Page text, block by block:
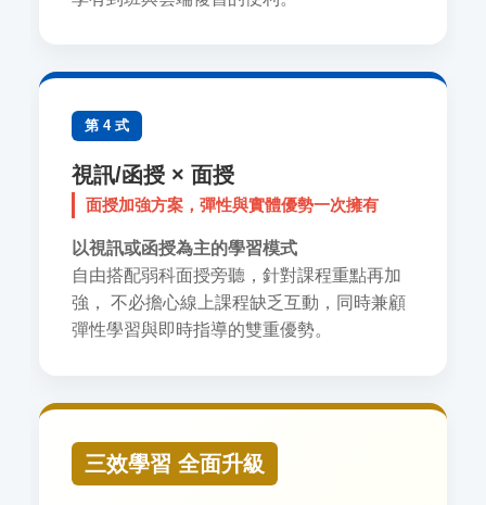
第 4 式
視訊/函授 × 面授
面授加強方案，彈性與實體優勢一次擁有
以視訊或函授為主的學習模式
自由搭配弱科面授旁聽，針對課程重點再加
強， 不必擔心線上課程缺乏互動，同時兼顧
彈性學習與即時指導的雙重優勢。
三效學習 全面升級